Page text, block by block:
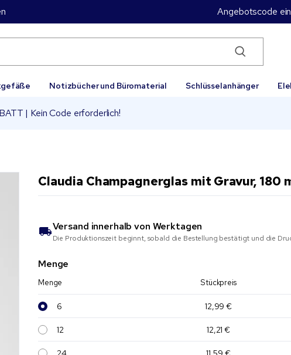
Angebotscode
Notizbücher und Büromaterial Schlüsselanhänger
| Kein Code erforderlich!
Claudia Champagnerglas mit Gravur, 180
Versand innerhalb von Werktagen
Die Produktionszeit beginnt, sobald die Bestellung bestätigt und die
Menge
Menge Stückpreis
6 12,99 €
12 12,21 €